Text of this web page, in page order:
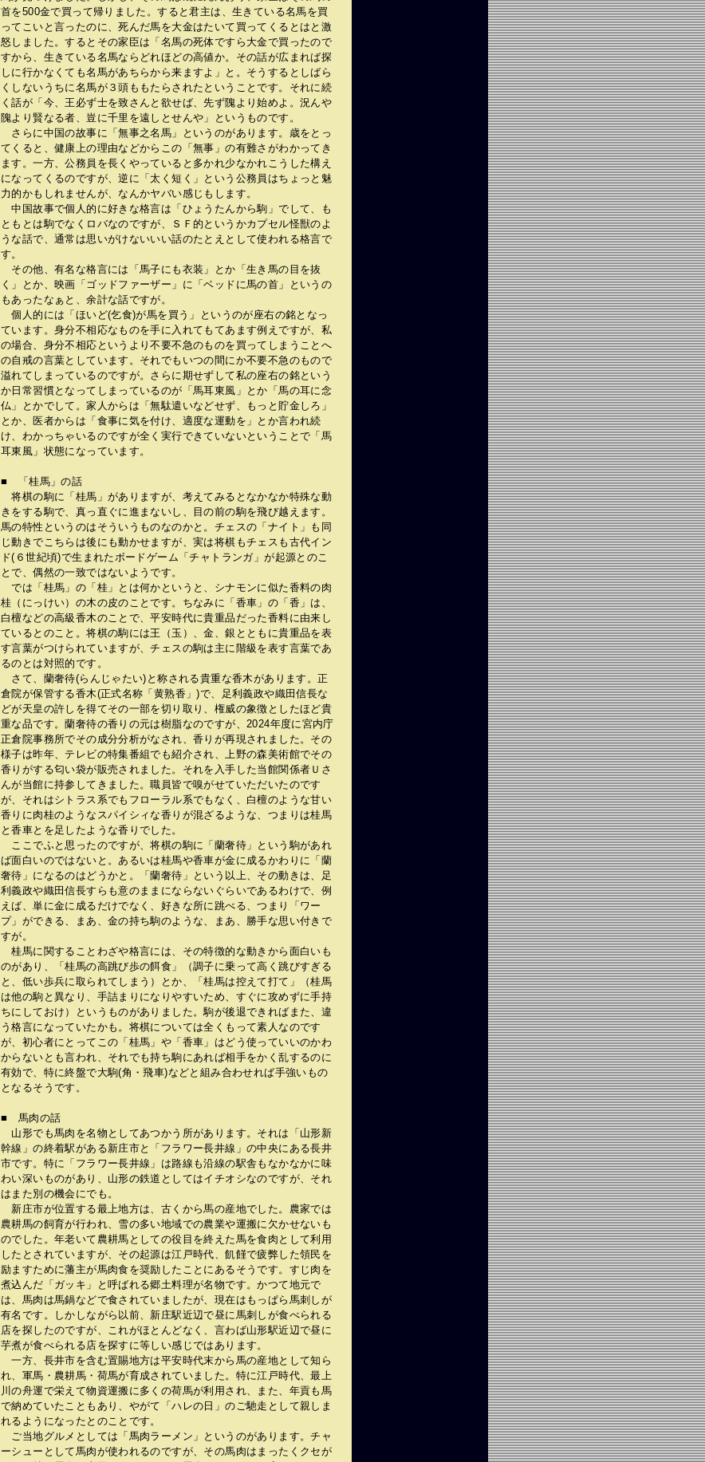
首を500金で買って帰りました。すると君主は、生きている名馬を買
ってこいと言ったのに、死んだ馬を大金はたいて買ってくるとはと激
怒しました。するとその家臣は「名馬の死体ですら大金で買ったので
すから、生きている名馬ならどれほどの高値か。その話が広まれば探
しに行かなくても名馬があちらから来ますよ」と。そうするとしばら
くしないうちに名馬が３頭ももたらされたということです。それに続
く話が「今、王必ず士を致さんと欲せば、先ず隗より始めよ。況んや
隗より賢なる者、豈に千里を遠しとせんや」というものです。
さらに中国の故事に「無事之名馬」というのがあります。歳をとっ
てくると、健康上の理由などからこの「無事」の有難さがわかってき
ます。一方、公務員を長くやっていると多かれ少なかれこうした構え
になってくるのですが、逆に「太く短く」という公務員はちょっと魅
力的かもしれませんが、なんかヤバい感じもします。
中国故事で個人的に好きな格言は「ひょうたんから駒」でして、も
ともとは駒でなくロバなのですが、ＳＦ的というかカプセル怪獣のよ
うな話で、通常は思いがけないいい話のたとえとして使われる格言で
す。
その他、有名な格言には「馬子にも衣装」とか「生き馬の目を抜
く」とか、映画「ゴッドファーザー」に「ベッドに馬の首」というの
もあったなぁと、余計な話ですが。
個人的には「ほいど(乞食)が馬を買う」というのが座右の銘となっ
ています。身分不相応なものを手に入れてもてあます例えですが、私
の場合、身分不相応というより不要不急のものを買ってしまうことへ
の自戒の言葉としています。それでもいつの間にか不要不急のもので
溢れてしまっているのですが。さらに期せずして私の座右の銘という
か日常習慣となってしまっているのが「馬耳東風」とか「馬の耳に念
仏」とかでして。家人からは「無駄遣いなどせず、もっと貯金しろ」
とか、医者からは「食事に気を付け、適度な運動を」とか言われ続
け、わかっちゃいるのですが全く実行できていないということで「馬
耳東風」状態になっています。
■ 「桂馬」の話
将棋の駒に「桂馬」がありますが、考えてみるとなかなか特殊な動
きをする駒で、真っ直ぐに進まないし、目の前の駒を飛び越えます。
馬の特性というのはそういうものなのかと。チェスの「ナイト」も同
じ動きでこちらは後にも動かせますが、実は将棋もチェスも古代イン
ド(６世紀頃)で生まれたボードゲーム「チャトランガ」が起源とのこ
とで、偶然の一致ではないようです。
では「桂馬」の「桂」とは何かというと、シナモンに似た香料の肉
桂（にっけい）の木の皮のことです。ちなみに「香車」の「香」は、
白檀などの高級香木のことで、平安時代に貴重品だった香料に由来し
ているとのこと。将棋の駒には王（玉）、金、銀とともに貴重品を表
す言葉がつけられていますが、チェスの駒は主に階級を表す言葉であ
るのとは対照的です。
さて、蘭奢待(らんじゃたい)と称される貴重な香木があります。正
倉院が保管する香木(正式名称「黄熟香」)で、足利義政や織田信長な
どが天皇の許しを得てその一部を切り取り、権威の象徴としたほど貴
重な品です。蘭奢待の香りの元は樹脂なのですが、2024年度に宮内庁
正倉院事務所でその成分分析がなされ、香りが再現されました。その
様子は昨年、テレビの特集番組でも紹介され、上野の森美術館でその
香りがする匂い袋が販売されました。それを入手した当館関係者Ｕさ
んが当館に持参してきました。職員皆で嗅がせていただいたのです
が、それはシトラス系でもフローラル系でもなく、白檀のような甘い
香りに肉桂のようなスパイシィな香りが混ざるような、つまりは桂馬
と香車とを足したような香りでした。
ここでふと思ったのですが、将棋の駒に「蘭奢待」という駒があれ
ば面白いのではないと。あるいは桂馬や香車が金に成るかわりに「蘭
奢待」になるのはどうかと。「蘭奢待」という以上、その動きは、足
利義政や織田信長すらも意のままにならないぐらいであるわけで、例
えば、単に金に成るだけでなく、好きな所に跳べる、つまり「ワー
プ」ができる、まあ、金の持ち駒のような、まあ、勝手な思い付きで
すが。
桂馬に関することわざや格言には、その特徴的な動きから面白いも
のがあり、「桂馬の高跳び歩の餌食」（調子に乗って高く跳びすぎる
と、低い歩兵に取られてしまう）とか、「桂馬は控えて打て」（桂馬
は他の駒と異なり、手詰まりになりやすいため、すぐに攻めずに手持
ちにしておけ）というものがありました。駒が後退できればまた、違
う格言になっていたかも。将棋については全くもって素人なのです
が、初心者にとってこの「桂馬」や「香車」はどう使っていいのかわ
からないとも言われ、それでも持ち駒にあれば相手をかく乱するのに
有効で、特に終盤で大駒(角・飛車)などと組み合わせれば手強いもの
となるそうです。
■ 馬肉の話
山形でも馬肉を名物としてあつかう所があります。それは「山形新
幹線」の終着駅がある新庄市と「フラワー長井線」の中央にある長井
市です。特に「フラワー長井線」は路線も沿線の駅舎もなかなかに味
わい深いものがあり、山形の鉄道としてはイチオシなのですが、それ
はまた別の機会にでも。
新庄市が位置する最上地方は、古くから馬の産地でした。農家では
農耕馬の飼育が行われ、雪の多い地域での農業や運搬に欠かせないも
のでした。年老いて農耕馬としての役目を終えた馬を食肉として利用
したとされていますが、その起源は江戸時代、飢饉で疲弊した領民を
励ますために藩主が馬肉食を奨励したことにあるそうです。すじ肉を
煮込んだ「ガッキ」と呼ばれる郷土料理が名物です。かつて地元で
は、馬肉は馬鍋などで食されていましたが、現在はもっぱら馬刺しが
有名です。しかしながら以前、新庄駅近辺で昼に馬刺しが食べられる
店を探したのですが、これがほとんどなく、言わば山形駅近辺で昼に
芋煮が食べられる店を探すに等しい感じではあります。
一方、長井市を含む置賜地方は平安時代末から馬の産地として知ら
れ、軍馬・農耕馬・荷馬が育成されていました。特に江戸時代、最上
川の舟運で栄えて物資運搬に多くの荷馬が利用され、また、年貢も馬
で納めていたこともあり、やがて「ハレの日」のご馳走として親しま
れるようになったとのことです。
ご当地グルメとしては「馬肉ラーメン」というのがあります。チャ
ーシューとして馬肉が使われるのですが、その馬肉はまったくクセが